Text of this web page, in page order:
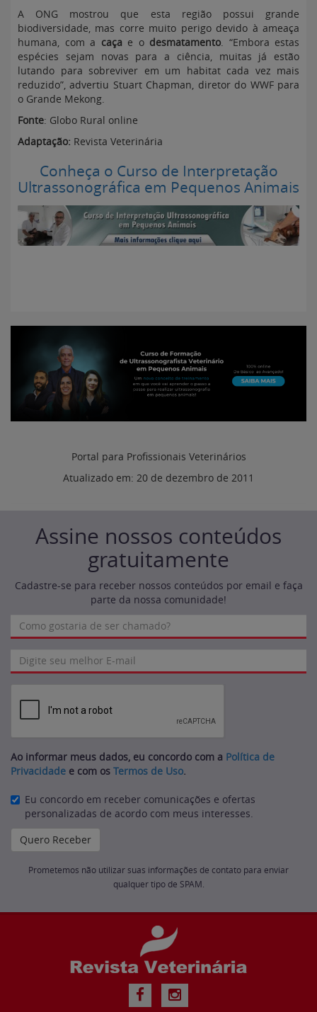
A ONG mostrou que esta região possui grande
biodiversidade, mas corre muito perigo devido à ameaça
humana, com a caça e o desmatamento. “Embora estas
espécies sejam novas para a ciência, muitas já estão
lutando para sobreviver em um habitat cada vez mais
reduzido”, advertiu Stuart Chapman, diretor do WWF para
o Grande Mekong.
Fonte: Globo Rural online
Adaptação: Revista Veterinária
Conheça o Curso de Interpretação
Ultrassonográfica em Pequenos Animais
Portal para Profissionais Veterinários
Atualizado em: 20 de dezembro de 2011
Assine nossos conteúdos
gratuitamente
Cadastre-se para receber nossos conteúdos por email e faça
parte da nossa comunidade!
Ao informar meus dados, eu concordo com a Política de
Privacidade e com os Termos de Uso.
Eu concordo em receber comunicações e ofertas
personalizadas de acordo com meus interesses.
Prometemos não utilizar suas informações de contato para enviar
qualquer tipo de SPAM.